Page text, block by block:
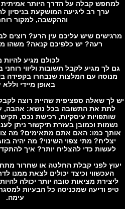
קבלה על הדרך היותר אמיתית
ערך רב ליגיעה המושקעת בניסיון
וההקשבה, למקור
שיש עליכם עין הרע? רוצים
רעה? יש כלפיכם קנאה? משהו
לכולם מגיע להיות
לך מגיע לקבל תשובות וליווי רוחני
עם המלצות שנבחרו בקפידה
באופן מיידי וללא
שאלה ספציפית שהיית רוצה לקבל
לתת את התשובה בכל נושא: אהבה, עתיד,
שותפויות עיסקיות, רכישת נכס,
וכמובן בעזרת תיקשור ניתן
כמו: האם אתם מתאימים? מה
מתי צפוי השינוי? מה יהיה
כדי להצליח יותר? איך להתקדם
לפני קבלת החלטה או שחרור מתח,
העכשווי וכיצד יכולים לצאת ממנו לדרך
מציאות טובה יותר יכולה
ודיעה שמכניסה כל הבעיות
עימה.